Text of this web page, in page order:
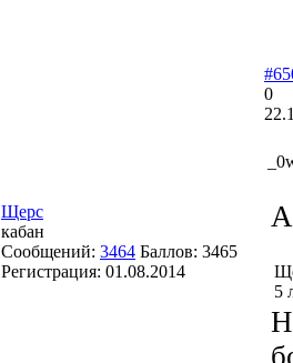
Щерс
кабан
Сообщений: 3464 Баллов: 3465
Регистрация: 01.08.2014
0
5